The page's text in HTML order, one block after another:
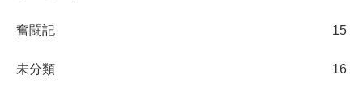
奮闘記 15
未分類 16